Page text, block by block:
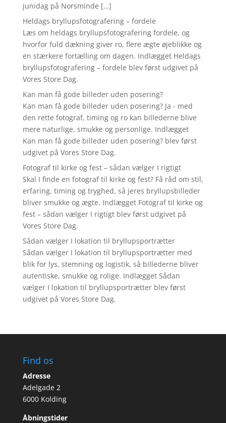
junidag på Norsminde […]
Heldags bryllupsfotografering – fordele
Læs om heldags bryllupsfotografering fordele, og
hvorfor fuld dækning giver ro, flere ægte øjeblikke og
en stærkere fortælling om dagen. Indlægget Heldags
bryllupsfotografering – fordele blev først udgivet på
Vores Store Dag.
Kan man få gode billeder uden posering?
Kan man få gode billeder uden posering? Ja - med
den rette fotograf, timing og ro kan billederne blive
mere naturlige, smukke og personlige. Indlægget
Kan man få gode billeder uden posering? blev først
udgivet på Vores Store Dag.
Fotograf til kirke og fest – sådan vælger I rigtigt
Skal I finde en fotograf til kirke og fest? Få råd om stil,
erfaring, timing og tryghed, så jeres bryllupsbilleder
bliver smukke og ægte. Indlægget Fotograf til kirke og
fest – sådan vælger I rigtigt blev først udgivet på
Vores Store Dag.
Sådan vælger I lokation til bryllupsportrætter
Sådan vælger I lokation til bryllupsportrætter med
blik for lys, stemning og logistik, så billederne bliver
autentiske, smukke og rolige. Indlægget Sådan
vælger I lokation til bryllupsportrætter blev først
udgivet på Vores Store Dag.
Find os
Adresse
Adelgade 2
6000 Kolding
Åbningstider